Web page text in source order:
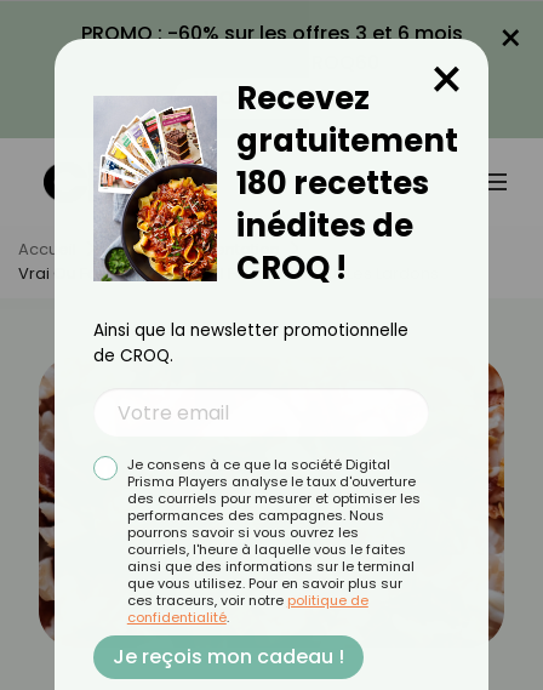
PROMO : -60% sur les offres 3 et 6 mois
VOIR LA PROMO
×
Accueil Actus
Alimentation
Vrai Ou Faux : Tout Ce Qu’il Faut Savoir Sur Les Lardons
Recevez
gratuitement
180 recettes
inédites de
CROQ !
×
Ainsi que la newsletter promotionnelle
de CROQ.
Je consens à ce que la société Digital
Prisma Players analyse le taux d'ouverture
des courriels pour mesurer et optimiser les
performances des campagnes. Nous
pourrons savoir si vous ouvrez les
courriels, l'heure à laquelle vous le faites
ainsi que des informations sur le terminal
que vous utilisez. Pour en savoir plus sur
ces traceurs, voir notre politique de
confidentialité.
Je reçois mon cadeau !